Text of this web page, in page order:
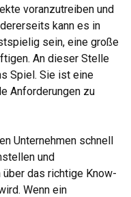
voranzutreiben und
kann es in
sein, eine große
An dieser Stelle
Spiel. Sie ist eine
Anforderungen zu
Unternehmen schnell
und
das richtige Know-
Wenn ein